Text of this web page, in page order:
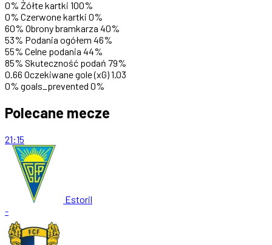
0% Żółte kartki 100%
0% Czerwone kartki 0%
60% Obrony bramkarza 40%
53% Podania ogółem 46%
55% Celne podania 44%
85% Skuteczność podań 79%
0.66 Oczekiwane gole (xG)1.03
0% goals_prevented 0%
Polecane mecze
21:15
Estoril
-